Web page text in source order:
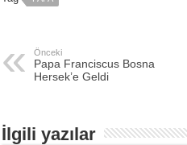
Önceki
Papa Franciscus Bosna
Hersek’e Geldi
İlgili yazılar